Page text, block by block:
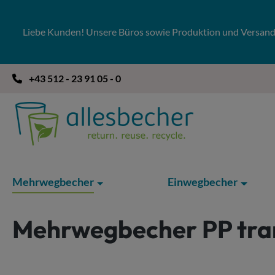
Liebe Kunden! Unsere Büros sowie Produktion und
+43 512 - 23 91 05 - 0
Mehrwegbecher Einwegbecher
Mehrwegbecher PP